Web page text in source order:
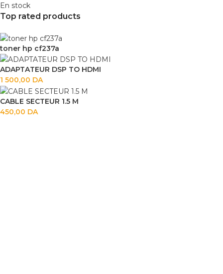
En stock
Top rated products
toner hp cf237a
ADAPTATEUR DSP TO HDMI
1 500,00 DA
CABLE SECTEUR 1.5 M
450,00 DA